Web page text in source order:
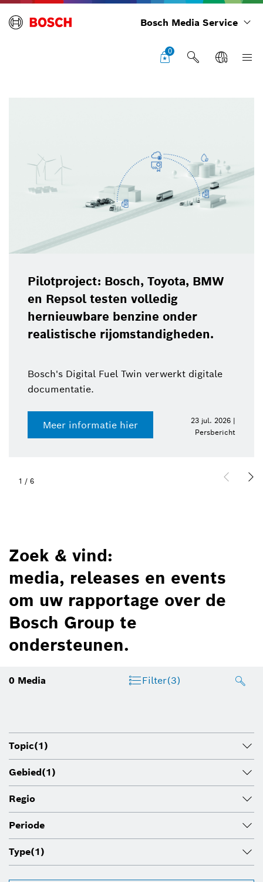
Bosch Media Service
0
Pilotproject: Bosch, Toyota, BMW
en Repsol testen volledig
hernieuwbare benzine onder
realistische rijomstandigheden.
Bosch's Digital Fuel Twin verwerkt digitale
documentatie.
Meer informatie hier
23 jul. 2026 |
Persbericht
1 / 6
Zoek & vind:
media, releases en events
om uw rapportage over de
Bosch Group te
ondersteunen.
0 Media Filter(3)
Topic(1)
Gebied(1)
Regio
Periode
Type(1)